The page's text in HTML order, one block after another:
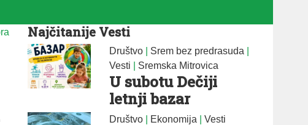
Najčitanije Vesti
Društvo Srem bez predrasuda
Vesti
Sremska Mitrovica
U subotu Dečiji
letnji bazar
Društvo Ekonomija |Vesti